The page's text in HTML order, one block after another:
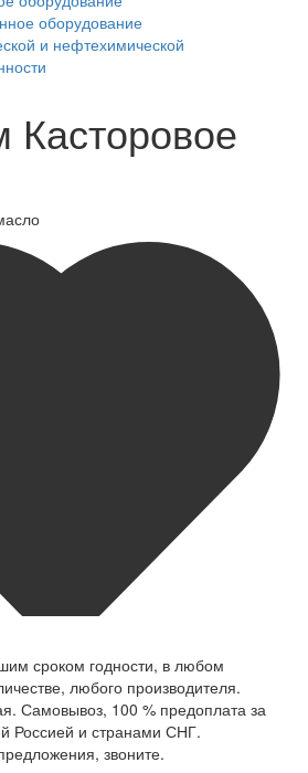
оборудование
и нефтехимической
Касторовое
сроком годности, в любом
любого производителя.
Самовывоз, 100 % предоплата за
Россией и странами СНГ.
звоните.